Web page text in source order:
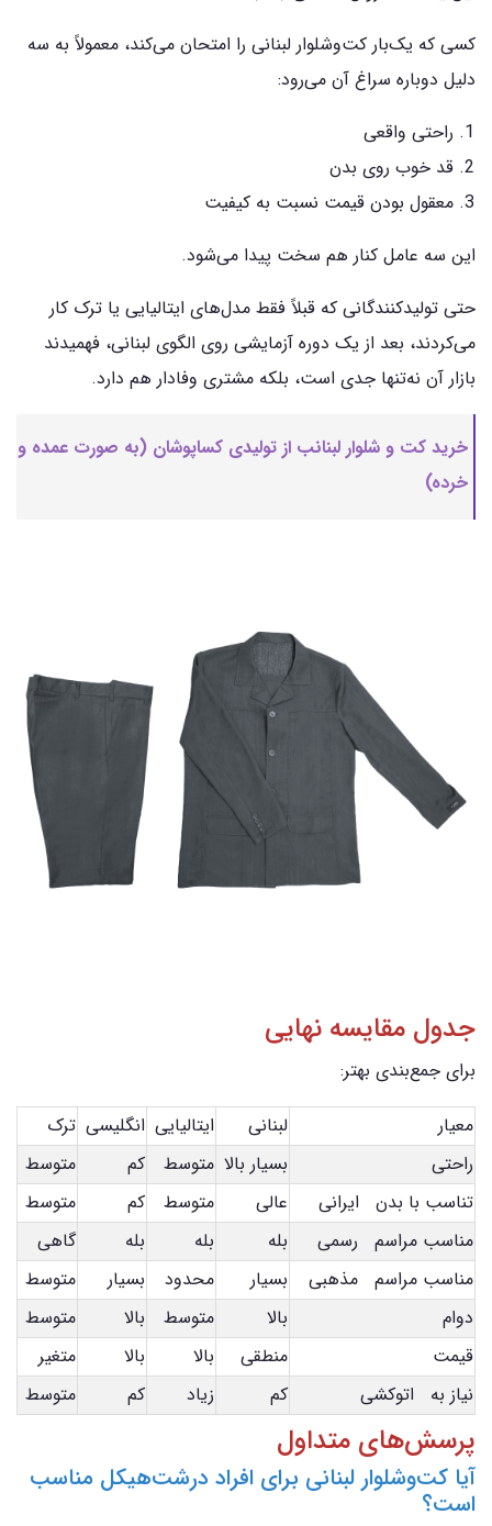
کسی که یک‌بار کت‌وشلوار لبنانی را امتحان می‌کند، معمولاً به سه
دلیل دوباره سراغ آن می‌رود:
راحتی واقعی
قد خوب روی بدن
معقول بودن قیمت نسبت به کیفیت
این سه عامل کنار هم سخت پیدا می‌شود.
حتی تولیدکنندگانی که قبلاً فقط مدل‌های ایتالیایی یا ترک کار
می‌کردند، بعد از یک دوره آزمایشی روی الگوی لبنانی، فهمیدند
بازار آن نه‌تنها جدی است، بلکه مشتری وفادار هم دارد.
خرید کت و شلوار لبنانب از تولیدی کساپوشان (به صورت عمده و
خرده)
جدول مقایسه نهایی
برای جمع‌بندی بهتر:
معیار
لبنانی ایتالیایی انگلیسی ترک
راحتی
بسیار بالا متوسط کم
متوسط
تناسب با بدن ایرانی
عالی متوسط کم
متوسط
مناسب مراسم رسمی
بله بله بله
گاهی
مناسب مراسم مذهبی
بسیار محدود بسیار
متوسط
دوام
بالا متوسط بالا
متوسط
قیمت
منطقی بالا بالا
متغیر
نیاز به اتوکشی
کم زیاد کم متوسط
پرسش‌های متداول
آیا کت‌وشلوار لبنانی برای افراد درشت‌هیکل مناسب
است؟